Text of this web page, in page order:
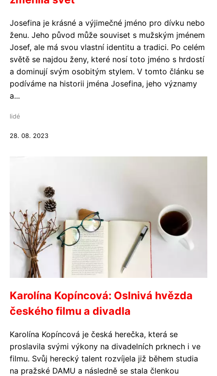
Josefina je krásné a výjimečné jméno pro dívku nebo
ženu. Jeho původ může souviset s mužským jménem
Josef, ale má svou vlastní identitu a tradici. Po celém
světě se najdou ženy, které nosí toto jméno s hrdostí
a dominují svým osobitým stylem. V tomto článku se
podíváme na historii jména Josefina, jeho významy
a...
lidé
28. 08. 2023
Karolína Kopíncová: Oslnivá hvězda
českého filmu a divadla
Karolína Kopíncová je česká herečka, která se
proslavila svými výkony na divadelních prknech i ve
filmu. Svůj herecký talent rozvíjela již během studia
na pražské DAMU a následně se stala členkou